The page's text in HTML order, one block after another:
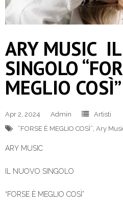
ARY MUSIC
SINGOLO
MEGLIO COSÌ”
Apr 2, 2024 Admin
Artisti
“FORSE È MEGLIO COSÌ” Ary
ARY MUSIC
IL NUOVO SINGOLO
“FORSE È MEGLIO COSÌ”